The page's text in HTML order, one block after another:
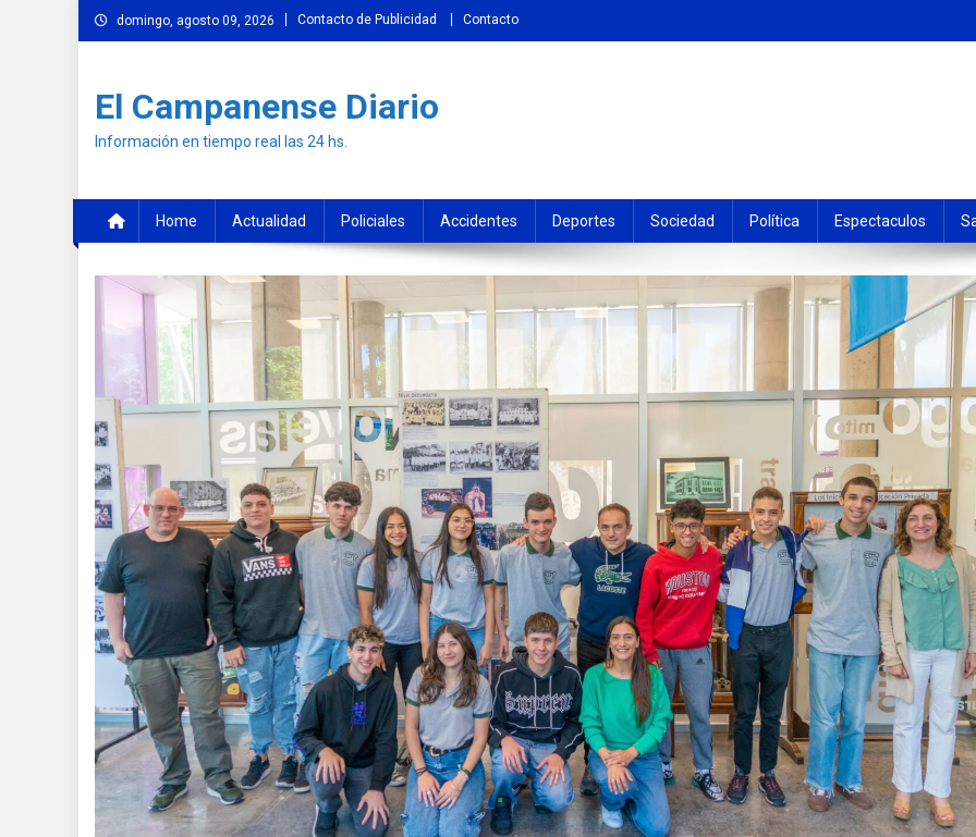
Skip
to
domingo, agosto 09, 2026 Contacto de Publicidad Contacto
El Campanense Diario
Información en tiempo real las 24 hs.
Home Actualidad Policiales Accidentes Deportes Sociedad Política Espectaculos